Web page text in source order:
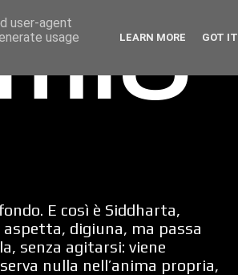
E così è Siddharta,
digiuna, ma passa
senza agitarsi: viene
nulla nell’anima propria,
user-agent
usage
LEARN MORE GOT IT